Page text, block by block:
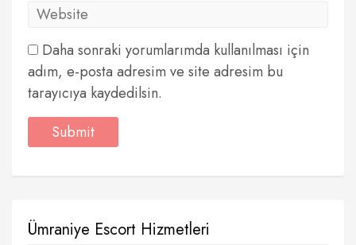
Daha sonraki yorumlarımda kullanılması için
adım, e-posta adresim ve site adresim bu
tarayıcıya kaydedilsin.
Ümraniye Escort Hizmetleri